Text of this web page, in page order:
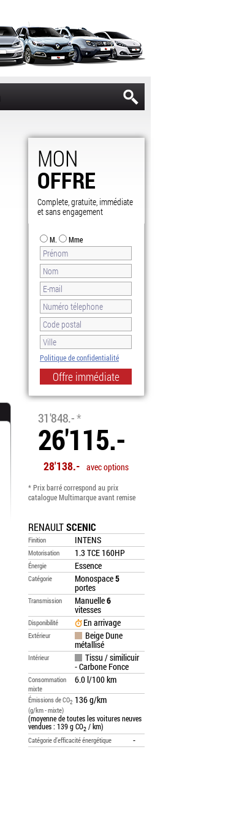
MON
OFFRE
Complete, gratuite, immédiate
et sans engagement
M. Mme
Politique de confidentialité
31'848.-*
26'115.-
28'138.- avec options
* Prix barré correspond au prix
catalogue Multimarque avant remise
RENAULTSCENIC
Finition INTENS
Motorisation 1.3 TCE 160HP
Énergie Essence
Catégorie Monospace5
portes
Transmission Manuelle6
vitesses
Disponibilité En arrivage
Extérieur Beige Dune
métallisé
Intérieur Tissu / similicuir
- Carbone Fonce
Consommation
mixte
6.0 l/100 km
Émissions de CO2
(g/km - mixte)
136 g/km
(moyenne de toutes les voitures neuves
vendues : 139 g CO2 / km)
Catégorie d’efficacité énergétique -